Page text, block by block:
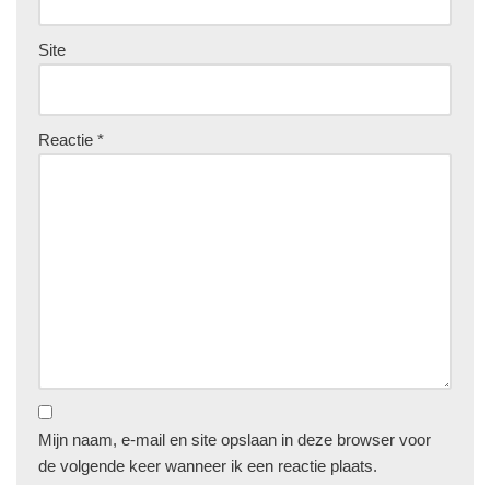
Site
Reactie *
Mijn naam, e-mail en site opslaan in deze browser voor
de volgende keer wanneer ik een reactie plaats.